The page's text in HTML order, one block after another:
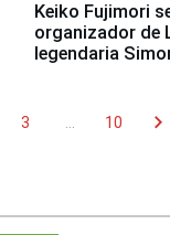
Keiko Fujimori
organizador de
legendaria
3 10 chevron_right